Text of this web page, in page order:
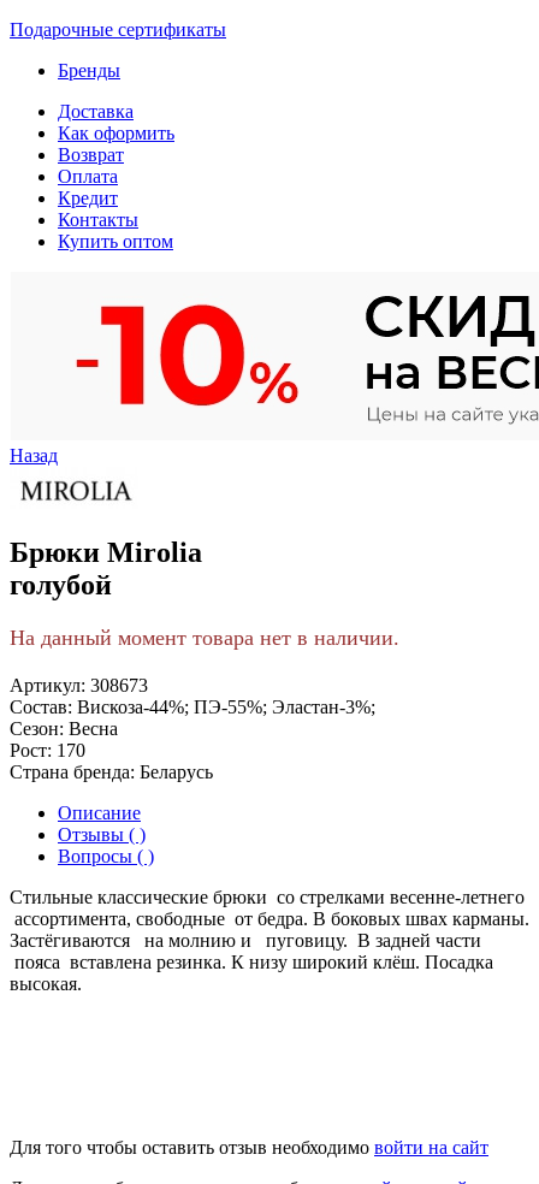
Подарочные сертификаты
Бренды
Доставка
Как оформить
Возврат
Оплата
Кредит
Контакты
Купить оптом
Назад
Брюки Mirolia
голубой
На данный момент товара нет в наличии.
Артикул: 308673
Состав: Вискоза-44%; ПЭ-55%; Эластан-3%;
Сезон: Весна
Рост: 170
Страна бренда: Беларусь
Описание
Отзывы ( )
Вопросы ( )
Стильные классические брюки со стрелками весенне-летнего
ассортимента, свободные от бедра. В боковых швах карманы.
Застёгиваются на молнию и пуговицу. В задней части
пояса вставлена резинка. К низу широкий клёш. Посадка
высокая.
Для того чтобы оставить отзыв необходимо войти на сайт